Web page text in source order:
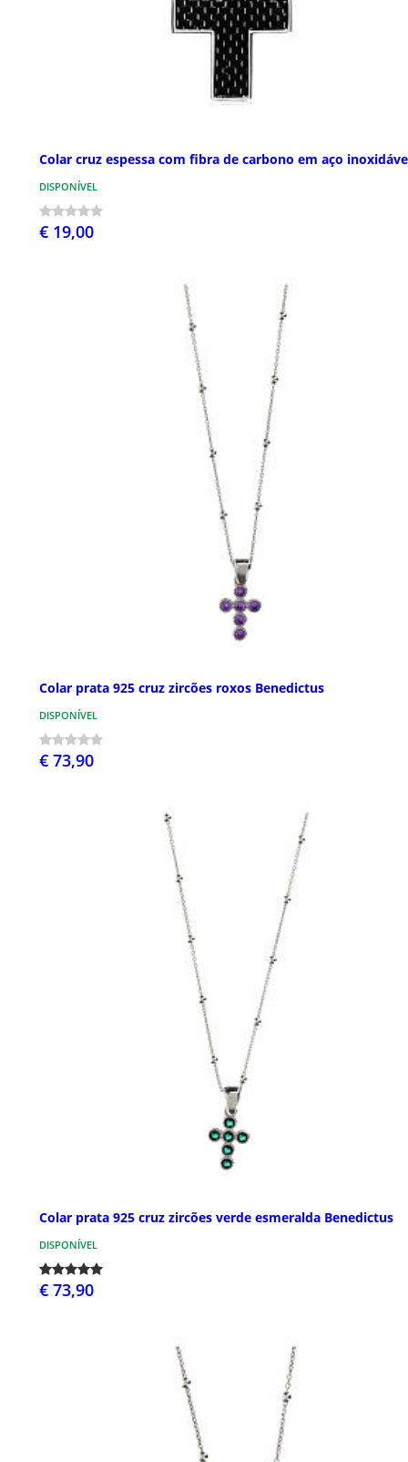
Colar cruz espessa com fibra de carbono em aço
DISPONÍVEL
€ 19,00
Colar prata 925 cruz zircões roxos Benedictus
DISPONÍVEL
€ 73,90
Colar prata 925 cruz zircões verde esmeralda Benedictus
DISPONÍVEL
€ 73,90